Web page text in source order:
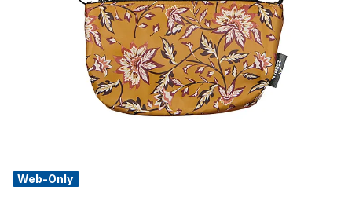
Web-Only